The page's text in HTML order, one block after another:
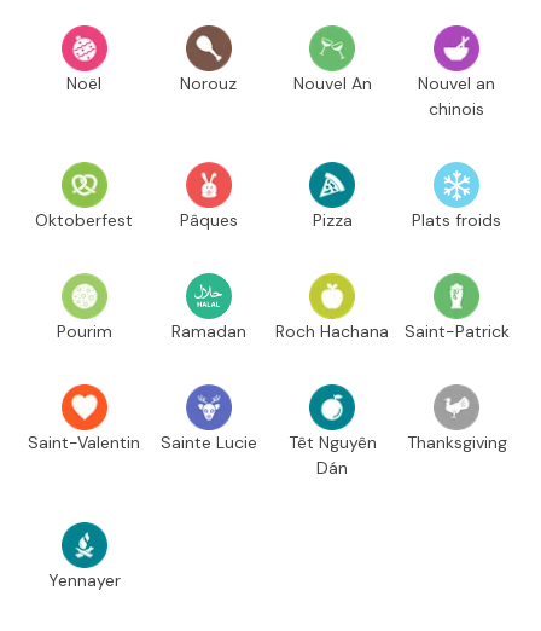
Noël Norouz Nouvel An
Nouvel an
chinois
Oktoberfest Pâques Pizza Plats froids
Pourim Ramadan Roch Hachana Saint-Patrick
Saint-Valentin Sainte Lucie
Têt Nguyên
Dán
Thanksgiving
Yennayer